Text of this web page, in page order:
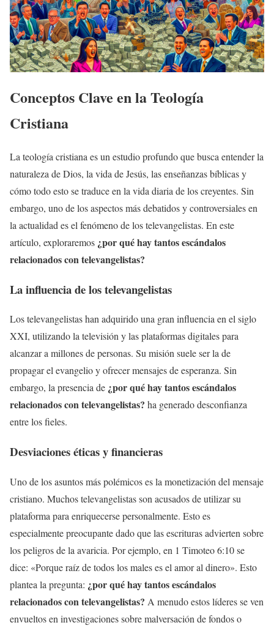
Conceptos Clave en la Teología
Cristiana
La teología cristiana es un estudio profundo que busca entender la
naturaleza de Dios, la vida de Jesús, las enseñanzas bíblicas y
cómo todo esto se traduce en la vida diaria de los creyentes. Sin
embargo, uno de los aspectos más debatidos y controversiales en
la actualidad es el fenómeno de los televangelistas. En este
artículo, exploraremos ¿por qué hay tantos escándalos
relacionados con televangelistas?
La influencia de los televangelistas
Los televangelistas han adquirido una gran influencia en el siglo
XXI, utilizando la televisión y las plataformas digitales para
alcanzar a millones de personas. Su misión suele ser la de
propagar el evangelio y ofrecer mensajes de esperanza. Sin
embargo, la presencia de ¿por qué hay tantos escándalos
relacionados con televangelistas? ha generado desconfianza
entre los fieles.
Desviaciones éticas y financieras
Uno de los asuntos más polémicos es la monetización del mensaje
cristiano. Muchos televangelistas son acusados de utilizar su
plataforma para enriquecerse personalmente. Esto es
especialmente preocupante dado que las escrituras advierten sobre
los peligros de la avaricia. Por ejemplo, en 1 Timoteo 6:10 se
dice: «Porque raíz de todos los males es el amor al dinero». Esto
plantea la pregunta: ¿por qué hay tantos escándalos
relacionados con televangelistas? A menudo estos líderes se ven
envueltos en investigaciones sobre malversación de fondos o